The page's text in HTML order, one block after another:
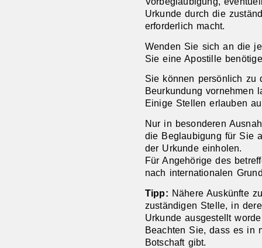
Urkunde durch die
erforderlich macht.
Wenden Sie sich an die
Sie eine Apostille
Sie können persönlich zu
Beurkundung vornehmen
Einige Stellen erlauben
Nur in besonderen
die Beglaubigung für Sie
der Urkunde einholen.
Für Angehörige des
nach internationalen
Tipp: Nähere Auskünfte
zuständigen Stelle, in
Urkunde ausgestellt
Beachten Sie, dass es in
Botschaft gibt.